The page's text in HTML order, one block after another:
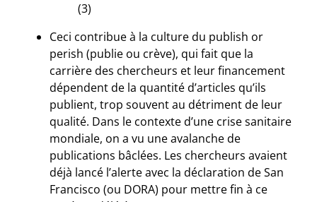
(3)
Ceci contribue à la culture du publish or
perish (publie ou crève), qui fait que la
carrière des chercheurs et leur financement
dépendent de la quantité d’articles qu’ils
publient, trop souvent au détriment de leur
qualité. Dans le contexte d’une crise sanitaire
mondiale, on a vu une avalanche de
publications bâclées. Les chercheurs avaient
déjà lancé l’alerte avec la déclaration de San
Francisco (ou DORA) pour mettre fin à ce